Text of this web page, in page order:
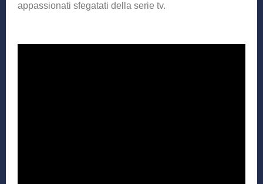
appassionati sfegatati della serie tv.